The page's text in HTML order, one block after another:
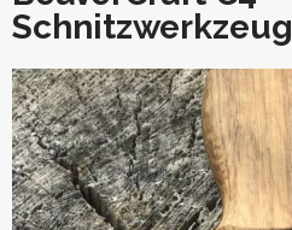
Schnitzwerkzeug